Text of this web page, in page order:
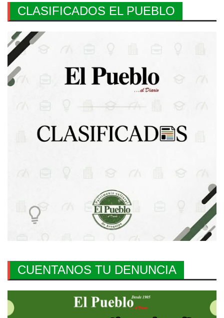
CLASIFICADOS EL PUEBLO
CUENTANOS TU DENUNCIA